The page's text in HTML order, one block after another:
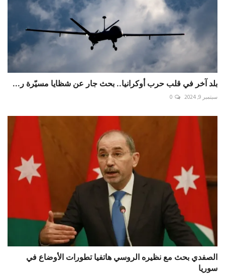
بلد آخر في قلب حرب أوكرانيا.. بحث جار عن شظايا مسيّرة ر...
سبتمبر 9, 2024 0
الصفدي بحث مع نظيره الروسي هاتفيا تطورات الأوضاع في
سوريا